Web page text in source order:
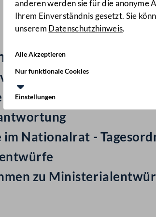
anderen werden sie für die anonyme
Ihrem Einverständnis gesetzt. Sie
unserem Datenschutzhinweis.
Alle Akzeptieren
Nur funktionale Cookies
Einstellungen
Nationalrat: Mail
Staatsvertrag
Anfrage
im Nationalrat -
zu